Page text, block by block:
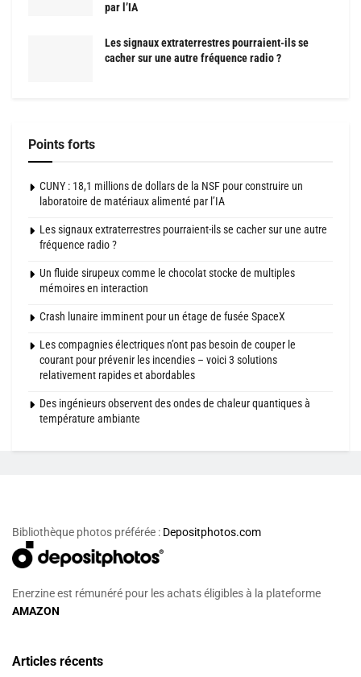
par l’IA
Les signaux extraterrestres pourraient-ils se
cacher sur une autre fréquence radio ?
Points forts
CUNY : 18,1 millions de dollars de la NSF pour construire un
laboratoire de matériaux alimenté par l’IA
Les signaux extraterrestres pourraient-ils se cacher sur une autre
fréquence radio ?
Un fluide sirupeux comme le chocolat stocke de multiples
mémoires en interaction
Crash lunaire imminent pour un étage de fusée SpaceX
Les compagnies électriques n’ont pas besoin de couper le
courant pour prévenir les incendies – voici 3 solutions
relativement rapides et abordables
Des ingénieurs observent des ondes de chaleur quantiques à
température ambiante
Bibliothèque photos préférée : Depositphotos.com
Enerzine est rémunéré pour les achats éligibles à la plateforme
AMAZON
Articles récents